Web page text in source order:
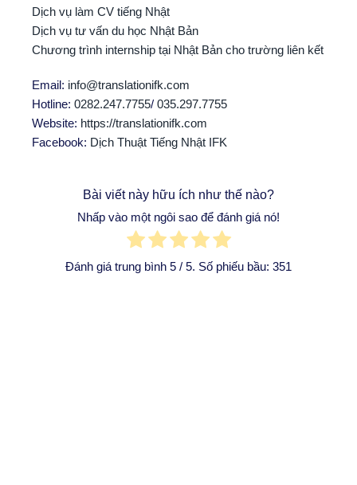
Dịch vụ làm CV tiếng Nhật
Dịch vụ tư vấn du học Nhật Bản
Chương trình internship tại Nhật Bản cho trường liên kết
Email: info@translationifk.com
Hotline: 0282.247.7755/ 035.297.7755
Website: https://translationifk.com
Facebook: Dịch Thuật Tiếng Nhật IFK
Bài viết này hữu ích như thế nào?
Nhấp vào một ngôi sao để đánh giá nó!
Đánh giá trung bình 5 / 5. Số phiếu bầu: 351